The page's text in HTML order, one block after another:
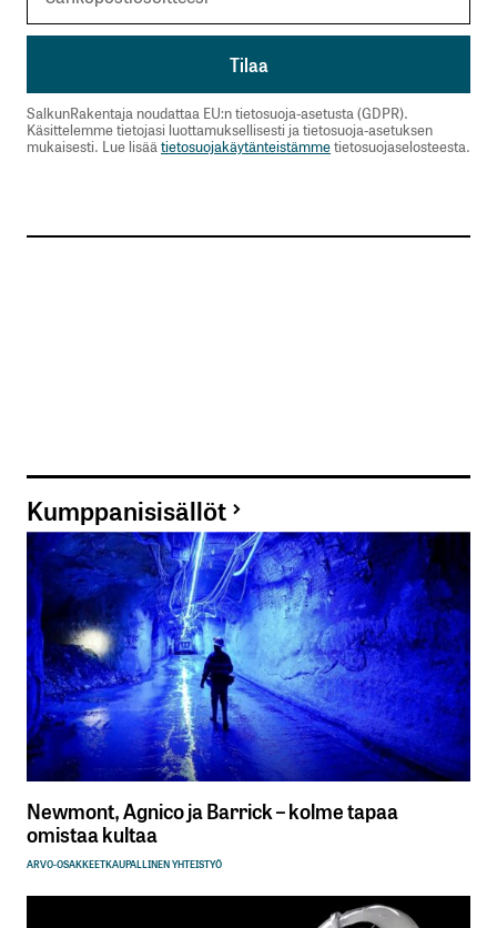
SalkunRakentaja noudattaa EU:n tietosuoja-asetusta (GDPR).
Käsittelemme tietojasi luottamuksellisesti ja tietosuoja-asetuksen
mukaisesti. Lue lisää tietosuojakäytänteistämmetietosuojaselosteesta.
Kumppanisisällöt
Newmont, Agnico ja Barrick – kolme tapaa
omistaa kultaa
ARVO-OSAKKEETKAUPALLINEN YHTEISTYÖ